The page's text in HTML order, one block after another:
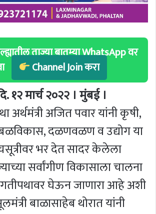
ताज्या बातम्या WhatsApp वर
Channel Join करा
१२ मार्च २०२२ । मुंबई ।
अर्थमंत्री अजित पवार यांनी कृषी,
दळणवळण व उद्योग या
भर देत सादर केलेला
सर्वांगीण विकासाला चालना
घेऊन जाणारा आहे अशी
बाळासाहेब थोरात यांनी